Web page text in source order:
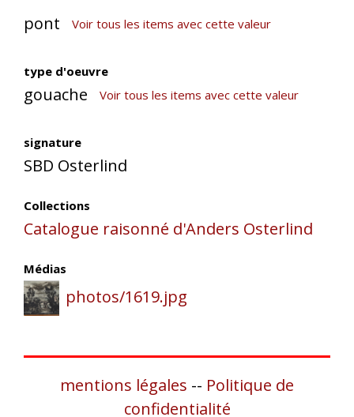
pont Voir tous les items avec cette valeur
type d'oeuvre
gouache Voir tous les items avec cette valeur
signature
SBD Osterlind
Collections
Catalogue raisonné d'Anders Osterlind
Médias
photos/1619.jpg
mentions légales -- Politique de
confidentialité